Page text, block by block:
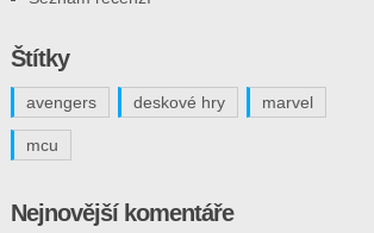
Štítky
avengers deskové hry marvel
mcu
Nejnovější komentáře